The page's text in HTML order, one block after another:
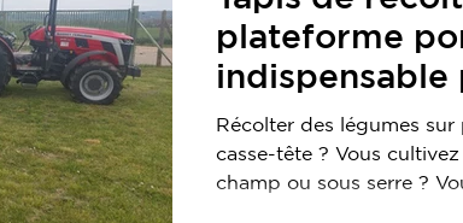
plateforme
efficacement
parcelles
Récolter des légumes
casse-tête ? Vous
champ ou sous serre ?